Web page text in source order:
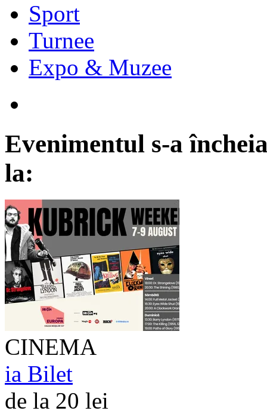
Sport
Turnee
Expo & Muzee
Evenimentul s-a
la:
CINEMA
ia Bilet
de la 20 lei